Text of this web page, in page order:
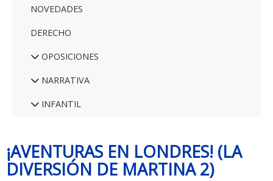
NOVEDADES
DERECHO
OPOSICIONES
NARRATIVA
INFANTIL
¡AVENTURAS EN LONDRES! (LA
DIVERSIÓN DE MARTINA 2)